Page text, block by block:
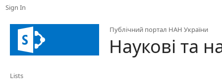
Sign In
Публічний портал НАН України
Наукові та
Lists